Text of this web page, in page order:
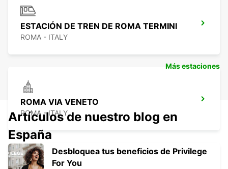
ESTACIÓN DE TREN DE ROMA TERMINI
ROMA - ITALY
ROMA VIA VENETO
ROMA - ITALY
Más estaciones
Artículos de nuestro blog en
España
Desbloquea tus beneficios de Privilege
For You